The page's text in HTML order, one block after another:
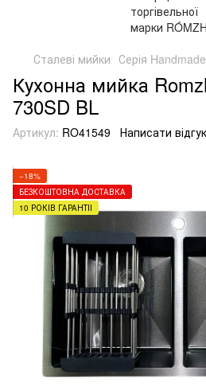
Сталеві мийки Серія
Кухонна мийка
730SD BL
Артикул: RO41549 Написати відгук
−18%
БЕЗКОШТОВНА ДОСТАВКА
10 РОКІВ ГАРАНТІЇ